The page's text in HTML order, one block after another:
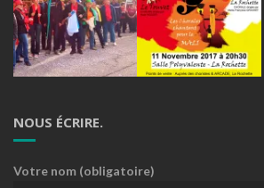
NOUS ÉCRIRE.
Votre nom (obligatoire)